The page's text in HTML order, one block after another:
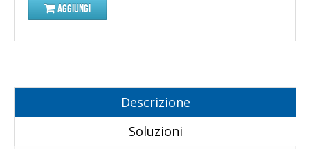
AGGIUNGI
Descrizione
Soluzioni